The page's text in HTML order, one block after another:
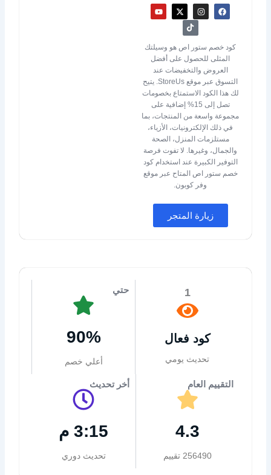
F
a
o
o
k
I
n
s
a
g
a
m
X
-
t
t
e
r
Y
o
b
e
T
k
t
o
k
كود خصم ستور اص هو وسيلتك
المثلى للحصول على أفضل
العروض والتخفيضات عند
التسوق عبر موقع StoreUs. يتيح
لك هذا الكود الاستمتاع بخصومات
تصل إلى 15% إضافية على
مجموعة واسعة من المنتجات، بما
في ذلك الإلكترونيات، الأزياء،
مستلزمات المنزل، الصحة
والجمال، وغيرها. لا تفوت فرصة
التوفير الكبيرة عند استخدام كود
خصم ستور اص المتاح عبر موقع
وفر كوبون.
زيارة المتجر
1
كود فعال
تحديث يومي
حتي
90%
أعلي خصم
التقييم العام
4.3
256490 تقييم
أخر تحديث
3:15 م
تحديث دوري